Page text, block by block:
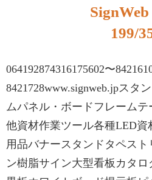
SignWeb
199/
064192874316175602〜
8421728www.signweb.jpスタ
ムパネル・ボードフレーム
他資材作業ツール各種LED資
用品バナースタンドタペス
ン樹脂サイン大型看板カタロ